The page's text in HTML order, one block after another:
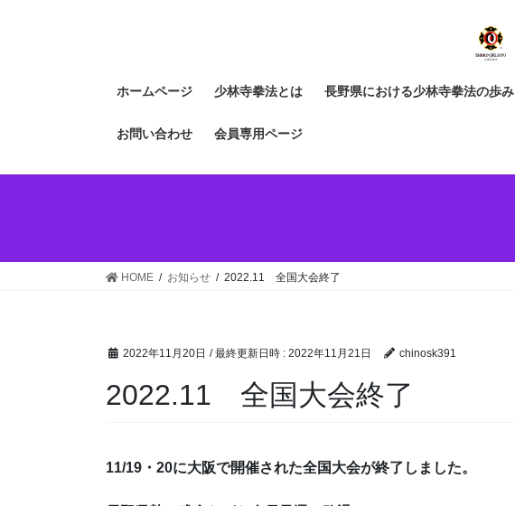
ホームページ 少林寺拳法とは 長野県における少林寺拳法の歩み
お問い合わせ 会員専用ページ
HOME お知らせ 2022.11 全国大会終了
2022年11月20日 / 最終更新日時 : 2022年11月21日 chinosk391
2022.11 全国大会終了
11/19・20に大阪で開催された全国大会が終了しました。